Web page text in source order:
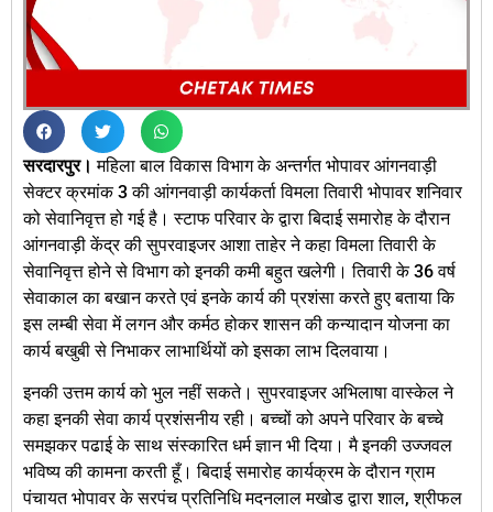
सरदारपुर।महिला बाल विकास विभाग के अन्तर्गत भोपावर आंगनवाड़ी
सेक्टर क्रमांक 3 की आंगनवाड़ी कार्यकर्ता विमला तिवारी भोपावर शनिवार
को सेवानिवृत्त हो गई है। स्टाफ परिवार के द्वारा बिदाई समारोह के दौरान
आंगनवाड़ी केंद्र की सुपरवाइजर आशा ताहेर ने कहा विमला तिवारी के
सेवानिवृत्त होने से विभाग को इनकी कमी बहुत खलेगी। तिवारी के 36 वर्ष
सेवाकाल का बखान करते एवं इनके कार्य की प्रशंसा करते हुए बताया कि
इस लम्बी सेवा में लगन और कर्मठ होकर शासन की कन्यादान योजना का
कार्य बखुबी से निभाकर लाभार्थियों को इसका लाभ दिलवाया।
इनकी उत्तम कार्य को भुल नहीं सकते। सुपरवाइजर अभिलाषा वास्केल ने
कहा इनकी सेवा कार्य प्रशंसनीय रही। बच्चों को अपने परिवार के बच्चे
समझकर पढाई के साथ संस्कारित धर्म ज्ञान भी दिया। मै इनकी उज्जवल
भविष्य की कामना करती हूँ। बिदाई समारोह कार्यक्रम के दौरान ग्राम
पंचायत भोपावर के सरपंच प्रतिनिधि मदनलाल मखोड द्वारा शाल, श्रीफल